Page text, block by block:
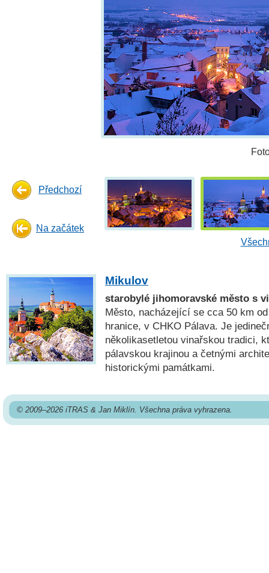
Předchozí
Na začátek
Mikulov
starobylé jihomoravské město s
Město, nacházející se cca 50 km
hranice, v CHKO Pálava. Je
několikasetletou vinařskou tradici,
pálavskou krajinou a četnými
historickými památkami.
© 2009–2026 iTRAS & Jan Miklín. Všechna práva vyhrazena.